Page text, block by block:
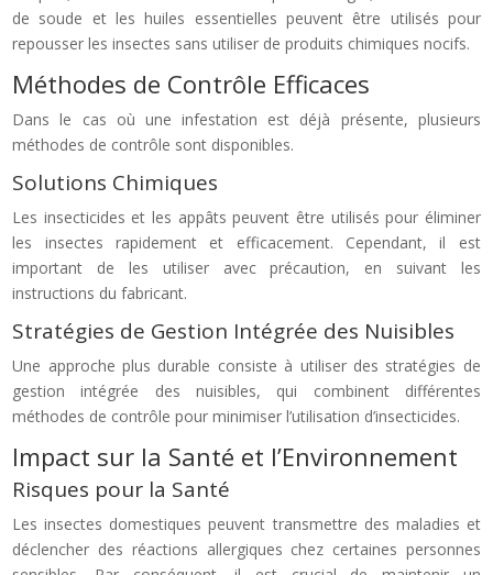
de soude et les huiles essentielles peuvent être utilisés pour
repousser les insectes sans utiliser de produits chimiques nocifs.
Méthodes de Contrôle Efficaces
Dans le cas où une infestation est déjà présente, plusieurs
méthodes de contrôle sont disponibles.
Solutions Chimiques
Les insecticides et les appâts peuvent être utilisés pour éliminer
les insectes rapidement et efficacement. Cependant, il est
important de les utiliser avec précaution, en suivant les
instructions du fabricant.
Stratégies de Gestion Intégrée des Nuisibles
Une approche plus durable consiste à utiliser des stratégies de
gestion intégrée des nuisibles, qui combinent différentes
méthodes de contrôle pour minimiser l’utilisation d’insecticides.
Impact sur la Santé et l’Environnement
Risques pour la Santé
Les insectes domestiques peuvent transmettre des maladies et
déclencher des réactions allergiques chez certaines personnes